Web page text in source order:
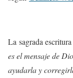
La sagrada
es el mensaje de
ayudarla y